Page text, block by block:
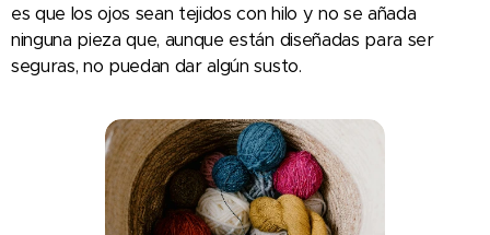
es que los ojos sean tejidos con hilo y no se añada
ninguna pieza que, aunque están diseñadas para ser
seguras, no puedan dar algún susto.